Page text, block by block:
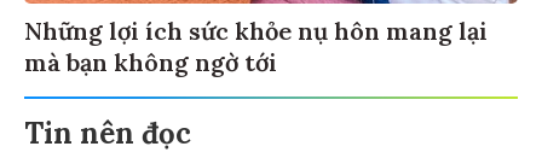
Những lợi ích sức khỏe nụ hôn mang lại
mà bạn không ngờ tới
Tin nên đọc